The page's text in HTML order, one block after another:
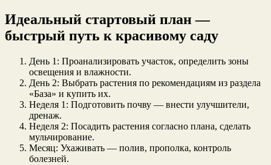
Идеальный стартовый план —
быстрый путь к красивому саду
День 1: Проанализировать участок, определить зоны
освещения и влажности.
День 2: Выбрать растения по рекомендациям из раздела
«База» и купить их.
Неделя 1: Подготовить почву — внести улучшители,
дренаж.
Неделя 2: Посадить растения согласно плана, сделать
мульчирование.
Месяц: Ухаживать — полив, прополка, контроль
болезней.